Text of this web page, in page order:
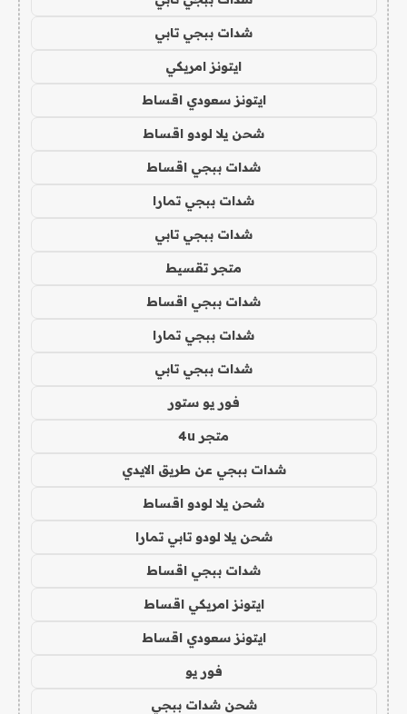
شدات ببجي تابي
ايتونز امريكي
ايتونز سعودي اقساط
شحن يلا لودو اقساط
شدات ببجي اقساط
شدات ببجي تمارا
شدات ببجي تابي
متجر تقسيط
شدات ببجي اقساط
شدات ببجي تمارا
شدات ببجي تابي
فور يو ستور
متجر 4u
شدات ببجي عن طريق الايدي
شحن يلا لودو اقساط
شحن يلا لودو تابي تمارا
شدات ببجي اقساط
ايتونز امريكي اقساط
ايتونز سعودي اقساط
فور يو
شحن شدات ببجي